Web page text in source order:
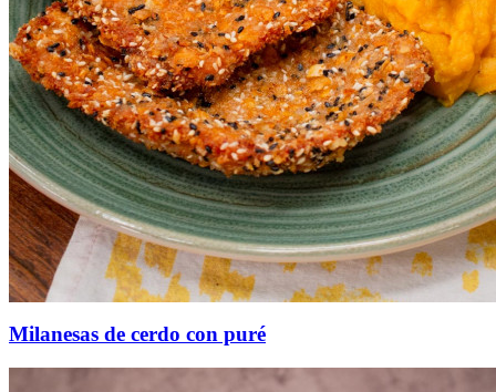
Milanesas de cerdo con puré